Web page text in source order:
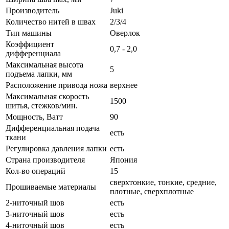
Производитель
Juki
Количество нитей в швах
2/3/4
Тип машины
Оверлок
Коэффициент
дифференциала
0,7 - 2,0
Максимальная высота
подъема лапки, мм
5
Расположение привода ножа верхнее
Максимальная скорость
шитья, стежков/мин.
1500
Мощность, Ватт
90
Дифференциальная подача
ткани
есть
Регулировка давления лапки есть
Страна производителя
Япония
Кол-во операций
15
Прошиваемые материалы
сверхтонкие, тонкие, средние,
плотные, сверхплотные
2-ниточный шов
есть
3-ниточный шов
есть
4-ниточный шов
есть